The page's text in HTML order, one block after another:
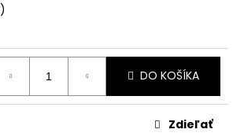
DO KOŠÍKA
Zdieľať